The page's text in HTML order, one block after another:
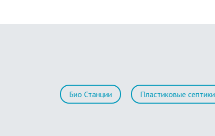
Био Станции Пластиковые септики